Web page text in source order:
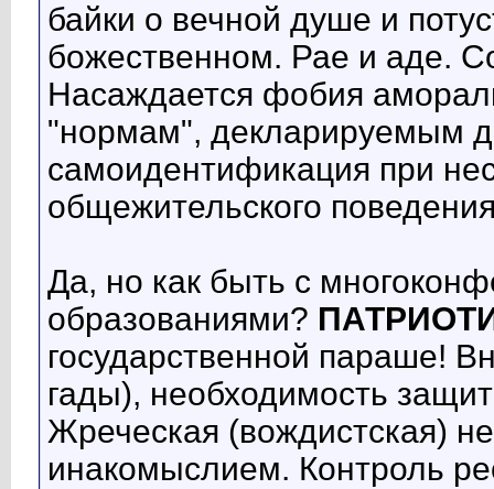
байки о вечной душе и
божественном. Рае и аде.
Насаждается фобия
"нормам", декларируемым
самоидентификация при
общежительского
Да, но как быть с
образованиями?
государственной параше!
гады), необходимость
Жреческая (вождистская)
инакомыслием. Контроль